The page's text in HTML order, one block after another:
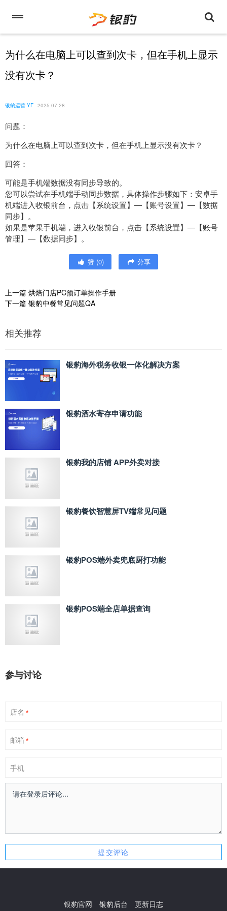
为什么在电脑上可以查到次卡，但在手机上显示
没有次卡？
银豹运营-YF 2025-07-28
问题：
为什么在电脑上可以查到次卡，但在手机上显示没有次卡？
回答：
可能是手机端数据没有同步导致的。
您可以尝试在手机端手动同步数据，具体操作步骤如下：安卓手
机端进入收银前台，点击【系统设置】—【账号设置】—【数据
同步】。
如果是苹果手机端，进入收银前台，点击【系统设置】—【账号
管理】—【数据同步】。
赞 (0) 分享
上一篇 烘焙门店PC预订单操作手册
下一篇 银豹中餐常见问题QA
相关推荐
银豹海外税务收银一体化解决方案
银豹酒水寄存申请功能
银豹我的店铺 APP外卖对接
银豹餐饮智慧屏TV端常见问题
银豹POS端外卖兜底厨打功能
银豹POS端全店单据查询
参与讨论
店名 *
邮箱 *
手机
银豹官网 银豹后台 更新日志